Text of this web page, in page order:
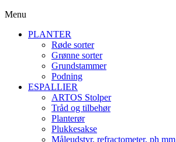
Menu
PLANTER
Røde sorter
Grønne sorter
Grundstammer
Podning
ESPALLIER
ARTOS Stolper
Tråd og tilbehør
Planterør
Plukkesakse
Måleudstyr, refractometer, ph mm